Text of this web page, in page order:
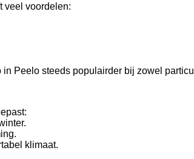
veel voordelen:
Peelo steeds populairder bij zowel
klimaat.